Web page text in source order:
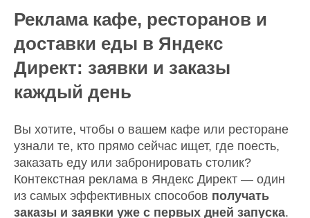
Реклама кафе, ресторанов и
доставки еды в Яндекс
Директ: заявки и заказы
каждый день
Вы хотите, чтобы о вашем кафе или ресторане
узнали те, кто прямо сейчас ищет, где поесть,
заказать еду или забронировать столик?
Контекстная реклама в Яндекс Директ — один
из самых эффективных способов получать
заказы и заявки уже с первых дней запуска.